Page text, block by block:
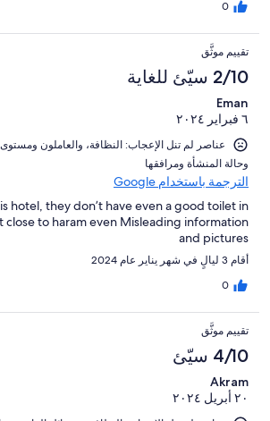
0
تقييم موثَّق
2/10 سيّئ للغاية
Eman
٦ فبراير ٢٠٢٤
و⁦حالة المنشأة ومرافقها⁩
الترجمة باستخدام Google
hotel, they don’t have even a good toilet in
to haram even Misleading information
and pictures
أقام 3 ليالٍ في شهر يناير عام 2024
0
تقييم موثَّق
4/10 سيّئ
Akram
٢٠ أبريل ٢٠٢٤